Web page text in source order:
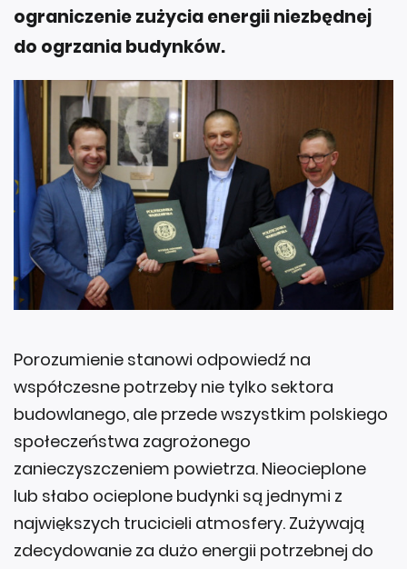
ograniczenie zużycia energii niezbędnej
do ogrzania budynków.
Porozumienie stanowi odpowiedź na
współczesne potrzeby nie tylko sektora
budowlanego, ale przede wszystkim polskiego
społeczeństwa zagrożonego
zanieczyszczeniem powietrza. Nieocieplone
lub słabo ocieplone budynki są jednymi z
największych trucicieli atmosfery. Zużywają
zdecydowanie za dużo energii potrzebnej do